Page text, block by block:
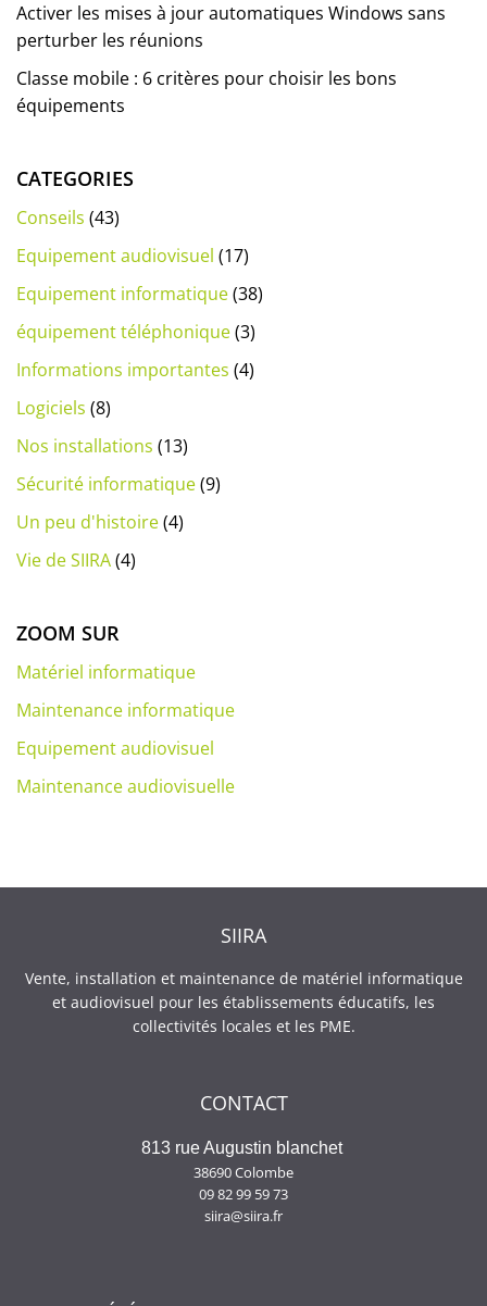
Activer les mises à jour automatiques Windows sans
perturber les réunions
Classe mobile : 6 critères pour choisir les bons
équipements
CATEGORIES
Conseils (43)
Equipement audiovisuel (17)
Equipement informatique(38)
équipement téléphonique(3)
Informations importantes (4)
Logiciels (8)
Nos installations (13)
Sécurité informatique(9)
Un peu d'histoire(4)
Vie de SIIRA(4)
ZOOM SUR
Matériel informatique
Maintenance informatique
Equipement audiovisuel
Maintenance audiovisuelle
SIIRA
Vente, installation et maintenance de matériel informatique
et audiovisuel pour les établissements éducatifs, les
collectivités locales et les PME.
CONTACT
813 rue Augustin blanchet
38690 Colombe
09 82 99 59 73
siira@siira.fr